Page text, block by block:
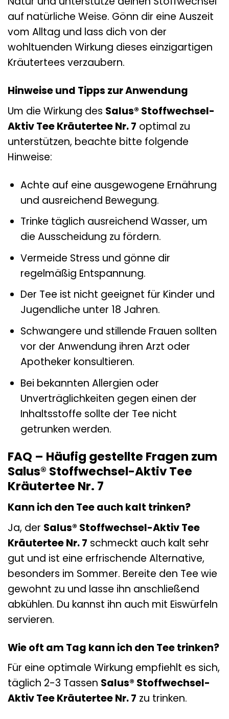
auf natürliche Weise. Gönn dir eine Auszeit
vom Alltag und lass dich von der
wohltuenden Wirkung dieses einzigartigen
Kräutertees verzaubern.
Hinweise und Tipps zur Anwendung
Um die Wirkung des Salus® Stoffwechsel-
Aktiv Tee Kräutertee Nr. 7 optimal zu
unterstützen, beachte bitte folgende
Hinweise:
Achte auf eine ausgewogene Ernährung
und ausreichend Bewegung.
Trinke täglich ausreichend Wasser, um
die Ausscheidung zu fördern.
Vermeide Stress und gönne dir
regelmäßig Entspannung.
Der Tee ist nicht geeignet für Kinder und
Jugendliche unter 18 Jahren.
Schwangere und stillende Frauen sollten
vor der Anwendung ihren Arzt oder
Apotheker konsultieren.
Bei bekannten Allergien oder
Unverträglichkeiten gegen einen der
Inhaltsstoffe sollte der Tee nicht
getrunken werden.
FAQ – Häufig gestellte Fragen zum
Salus® Stoffwechsel-Aktiv Tee
Kräutertee Nr. 7
Kann ich den Tee auch kalt trinken?
Ja, der Salus® Stoffwechsel-Aktiv Tee
Kräutertee Nr. 7 schmeckt auch kalt sehr
gut und ist eine erfrischende Alternative,
besonders im Sommer. Bereite den Tee wie
gewohnt zu und lasse ihn anschließend
abkühlen. Du kannst ihn auch mit Eiswürfeln
servieren.
Wie oft am Tag kann ich den Tee trinken?
Für eine optimale Wirkung empfiehlt es sich,
täglich 2-3 Tassen Salus® Stoffwechsel-
Aktiv Tee Kräutertee Nr. 7 zu trinken.